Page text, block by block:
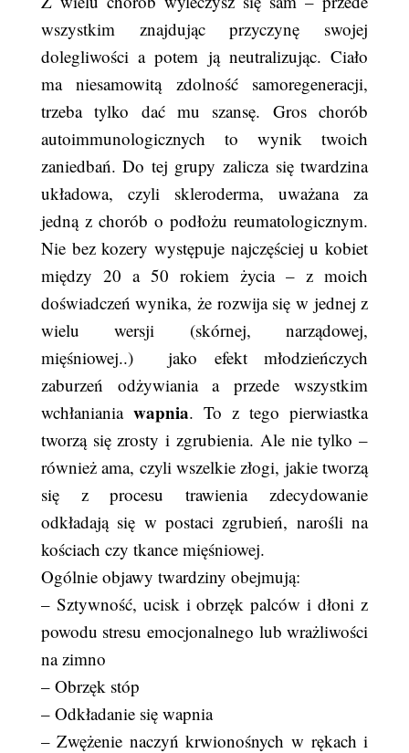
wszystkim znajdując przyczynę swojej
dolegliwości a potem ją neutralizując. Ciało
ma niesamowitą zdolność samoregeneracji,
trzeba tylko dać mu szansę. Gros chorób
autoimmunologicznych to wynik twoich
zaniedbań. Do tej grupy zalicza się twardzina
układowa, czyli skleroderma, uważana za
jedną z chorób o podłożu reumatologicznym.
Nie bez kozery występuje najczęściej u kobiet
między 20 a 50 rokiem życia – z moich
doświadczeń wynika, że rozwija się w jednej z
wielu wersji (skórnej, narządowej,
mięśniowej..) jako efekt młodzieńczych
zaburzeń odżywiania a przede wszystkim
wchłaniania wapnia. To z tego pierwiastka
tworzą się zrosty i zgrubienia. Ale nie tylko –
również ama, czyli wszelkie złogi, jakie tworzą
się z procesu trawienia zdecydowanie
odkładają się w postaci zgrubień, narośli na
kościach czy tkance mięśniowej.
Ogólnie objawy twardziny obejmują:
– Sztywność, ucisk i obrzęk palców i dłoni z
powodu stresu emocjonalnego lub wrażliwości
na zimno
– Obrzęk stóp
– Odkładanie się wapnia
– Zwężenie naczyń krwionośnych w rękach i